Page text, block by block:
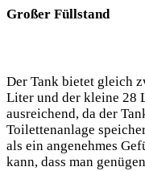
Großer Füllstand
Der Tank bietet gleich
Liter und der kleine 28
ausreichend, da der
Toilettenanlage
als ein angenehmes
kann, dass man